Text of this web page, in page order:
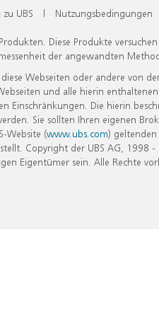
UBS | Nutzungsbedingungen
Diese Produkte
der angewandten
Webseiten oder andere von
und alle hierin
Die hierin
Sie sollten Ihren eigenen
Website (www.ubs.com)
Copyright der UBS AG, 1998 -
Eigentümer sein. Alle Rechte